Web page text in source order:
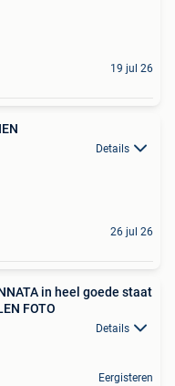
19 jul 26
Details
26 jul 26
in heel goede staat
FOTO
Details
Eergisteren